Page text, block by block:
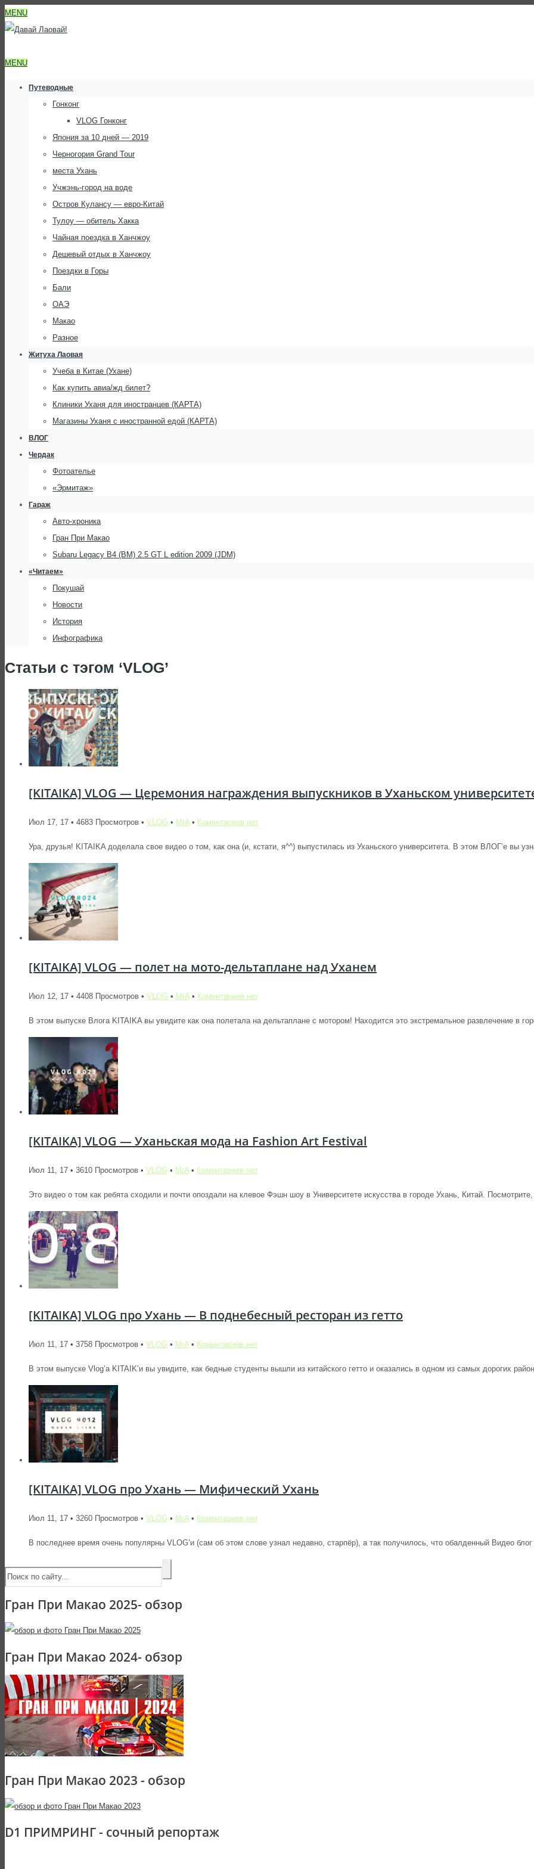
MENU
MENU
Путеводные
Гонконг
VLOG Гонконг
Япония за 10 дней — 2019
Черногория Grand Tour
места Ухань
Учжэнь-город на воде
Остров Кулансу — евро-Китай
Тулоу — обитель Хакка
Чайная поездка в Ханчжоу
Дешевый отдых в Ханчжоу
Поездки в Горы
Бали
ОАЭ
Макао
Разное
Житуха Лаовая
Учеба в Китае (Ухане)
Как купить авиа/жд билет?
Клиники Уханя для иностранцев (КАРТА)
Магазины Уханя с иностранной едой (КАРТА)
ВЛОГ
Чердак
Фотоателье
«Эрмитаж»
Гараж
Авто-хроника
Гран При Макао
Subaru Legacy B4 (BM) 2.5 GT L edition 2009 (JDM)
«Читаем»
Покушай
Новости
История
Инфографика
Статьи с тэгом ‘VLOG’
[KITAIKA] VLOG — Церемония награждения выпускников в Уханьском
Июл 17, 17 • 4683 Просмотров • VLOG • MrA • Коментариев нет
Ура, друзья! KITAIKA доделала свое видео о том, как она (и, кстати, я^^) выпустилась из Уханьского университета. В этом ВЛОГ’е вы
[KITAIKA] VLOG — полет на мото-дельтаплане над Уханем
Июл 12, 17 • 4408 Просмотров • VLOG • MrA • Коментариев нет
В этом выпуске Влога KITAIKA вы увидите как она полетала на дельтаплане с мотором! Находится это экстремальное развлечение в
[KITAIKA] VLOG — Уханьская мода на Fashion Art Festival
Июл 11, 17 • 3610 Просмотров • VLOG • MrA • Коментариев нет
Это видео о том как ребята сходили и почти опоздали на клевое Фэшн шоу в Университете искусства в городе Ухань, Китай. Посмотрите,
[KITAIKA] VLOG про Ухань — В поднебесный ресторан из гетто
Июл 11, 17 • 3758 Просмотров • VLOG • MrA • Коментариев нет
В этом выпуске Vlog’a KITAIK’и вы увидите, как бедные студенты вышли из китайского гетто и оказались в одном из самых дорогих
[KITAIKA] VLOG про Ухань — Мифический Ухань
Июл 11, 17 • 3260 Просмотров • VLOG • MrA • Коментариев нет
В последнее время очень популярны VLOG’и (сам об этом слове узнал недавно, старпёр), а так получилось, что обалденный Видео блог
Гран При Макао 2025- обзор
Гран При Макао 2024- обзор
Гран При Макао 2023 - обзор
D1 ПРИМРИНГ - сочный репортаж